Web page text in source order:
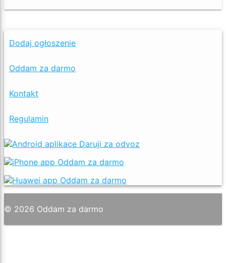
Dodaj ogłoszenie
Oddam za darmo
Kontakt
Regulamin
© 2026 Oddam za darmo